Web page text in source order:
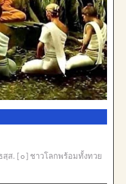
ส. [๐] ชาวโลกพร้อมทั้งทวย